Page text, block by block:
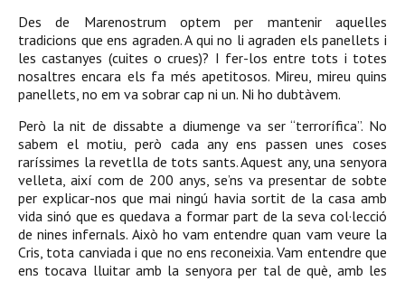
Des de Marenostrum optem per mantenir aquelles
tradicions que ens agraden. A qui no li agraden els panellets i
les castanyes (cuites o crues)? I fer-los entre tots i totes
nosaltres encara els fa més apetitosos. Mireu, mireu quins
panellets, no em va sobrar cap ni un. Ni ho dubtàvem.
Però la nit de dissabte a diumenge va ser “terrorífica”. No
sabem el motiu, però cada any ens passen unes coses
raríssimes la revetlla de tots sants. Aquest any, una senyora
velleta, així com de 200 anys, se’ns va presentar de sobte
per explicar-nos que mai ningú havia sortit de la casa amb
vida sinó que es quedava a formar part de la seva col·lecció
de nines infernals. Això ho vam entendre quan vam veure la
Cris, tota canviada i que no ens reconeixia. Vam entendre que
ens tocava lluitar amb la senyora per tal de què, amb les